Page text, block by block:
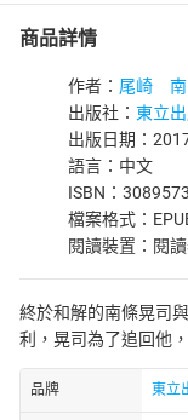
商品詳情
作者： 尾崎 南
出版社： 東立
出版日期：
語言：中文
ISBN：
檔案格式：
閱讀裝置：閱
終於和解的南條晃司
利，晃司為了追回他
品牌 東立